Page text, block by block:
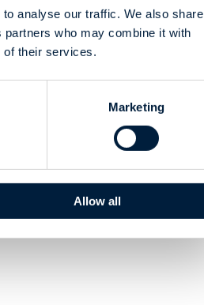
analyse our traffic. We also share
who may combine it with
of their services.
Marketing
Allow all